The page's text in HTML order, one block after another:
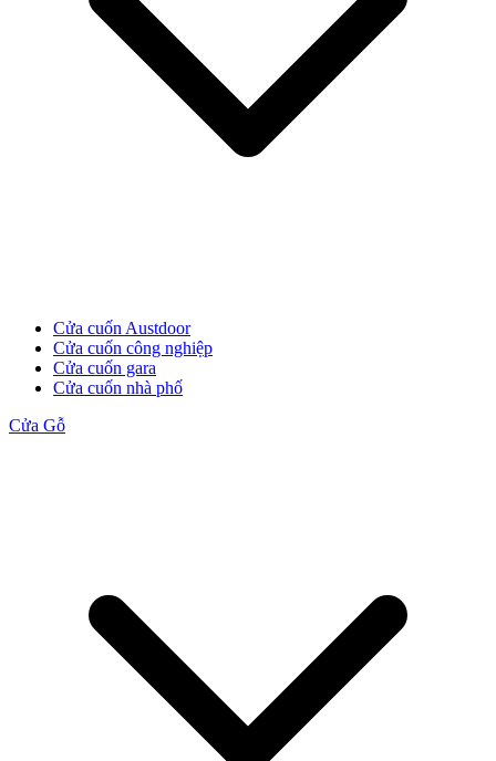
Cửa Gỗ MDF Melamine
Cửa cuốn Austdoor
Cửa cuốn công nghiệp
Cửa cuốn gara
Cửa cuốn nhà phố
Cửa Gỗ